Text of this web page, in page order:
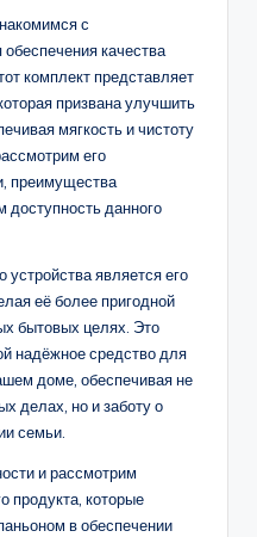
с
качества
комплект представляет
призвана улучшить
мягкость и чистоту
его
преимущества
доступность данного
устройства является его
её более пригодной
бытовых целях. Это
надёжное средство для
доме, обеспечивая не
делах, но и заботу о
семьи.
и рассмотрим
продукта, которые
в обеспечении